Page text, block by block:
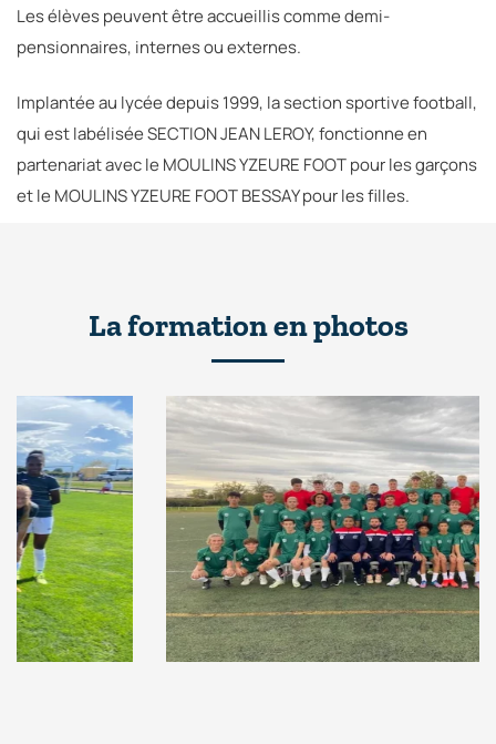
Les élèves peuvent être accueillis comme demi-
pensionnaires, internes ou externes.
Implantée au lycée depuis 1999, la section sportive football,
qui est labélisée SECTION JEAN LEROY, fonctionne en
partenariat avec le MOULINS YZEURE FOOT pour les garçons
et le MOULINS YZEURE FOOT BESSAY pour les filles.
La formation en photos